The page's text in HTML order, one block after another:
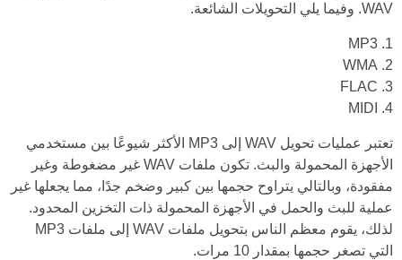
WAV. وفيما يلي التحويلات الشائعة.
1. MP3
2. WMA
3. FLAC
4. MIDI
تعتبر عمليات تحويل WAV إلى MP3 الأكثر شيوعًا بين مستخدمي
الأجهزة المحمولة والبث. تكون ملفات WAV غير مضغوطة وغير
مفقودة، وبالتالي يتراوح حجمها بين كبير وضخم جدًا، مما يجعلها غير
عملية للبث والحمل في الأجهزة المحمولة ذات التخزين المحدود.
لذلك، يقوم معظم الناس بتحويل ملفات WAV إلى ملفات MP3
التي تصغر حجمها بمقدار 10 مرات.